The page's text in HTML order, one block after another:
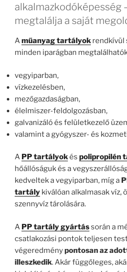
alkalmazkodóképesség
megtalálja a saját
Aműanyag tartályok rendkívül
minden iparágban
vegyiparban,
vízkezelésben,
mezőgazdaságban,
élelmiszer-feldolgozásban,
galvanizáló és felületkezelő
valamint a gyógyszer- és
A PP tartályokés polipropilén
hőállóságuk és a
kedveltek a vegyiparban, míg a
tartály kiválóan alkalmasak víz,
szennyvíz tárolására.
A PP tartály gyártássorán a
csatlakozási pontok teljesen
végeredménypontosan az
illeszkedik. Akár függőleges,